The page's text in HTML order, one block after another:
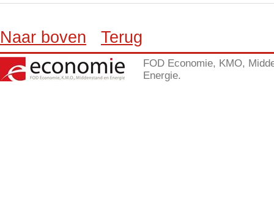
Naar boven Terug
FOD Economie, KMO,
Energie.